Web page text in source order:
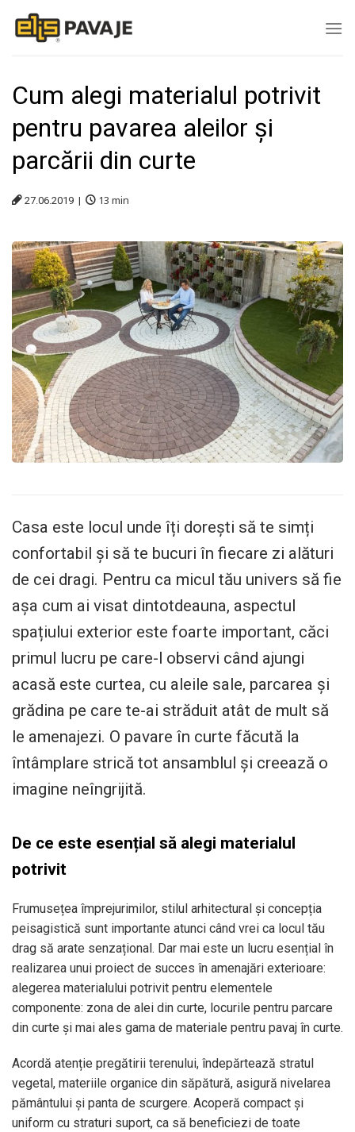
Cum alegi materialul potrivit
pentru pavarea aleilor și
parcării din curte
27.06.2019 | 13 min
Casa este locul unde îți dorești să te simți
confortabil și să te bucuri în fiecare zi alături
de cei dragi. Pentru ca micul tău univers să fie
așa cum ai visat dintotdeauna, aspectul
spațiului exterior este foarte important, căci
primul lucru pe care-l observi când ajungi
acasă este curtea, cu aleile sale, parcarea și
grădina pe care te-ai străduit atât de mult să
le amenajezi. O pavare în curte făcută la
întâmplare strică tot ansamblul și creează o
imagine neîngrijită.
De ce este esențial să alegi materialul
potrivit
Frumusețea împrejurimilor, stilul arhitectural și concepția
peisagistică sunt importante atunci când vrei ca locul tău
drag să arate senzațional. Dar mai este un lucru esențial în
realizarea unui proiect de succes în amenajări exterioare:
alegerea materialului potrivit pentru elementele
componente: zona de alei din curte, locurile pentru parcare
din curte și mai ales gama de materiale pentru pavaj în curte.
Acordă atenție pregătirii terenului, îndepărtează stratul
vegetal, materiile organice din săpătură, asigură nivelarea
pământului şi panta de scurgere. Acoperă compact și
uniform cu straturi suport, ca să beneficiezi de toate